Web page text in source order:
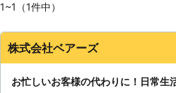
1~1（1件中）
株式会社ベアーズ
お忙しいお客様の代わりに！日常生